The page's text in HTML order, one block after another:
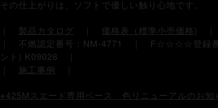
その仕上がりは、ソフトで優しい触り心地です。
製品カタログ 価格表（標準小売価格)
｜ 不燃認定番号：NM-4771 ｜ F☆☆☆☆登録番
ント) K09026 ｜
施工事例
※425Mスエード専用ベース 色リニューアルのお知